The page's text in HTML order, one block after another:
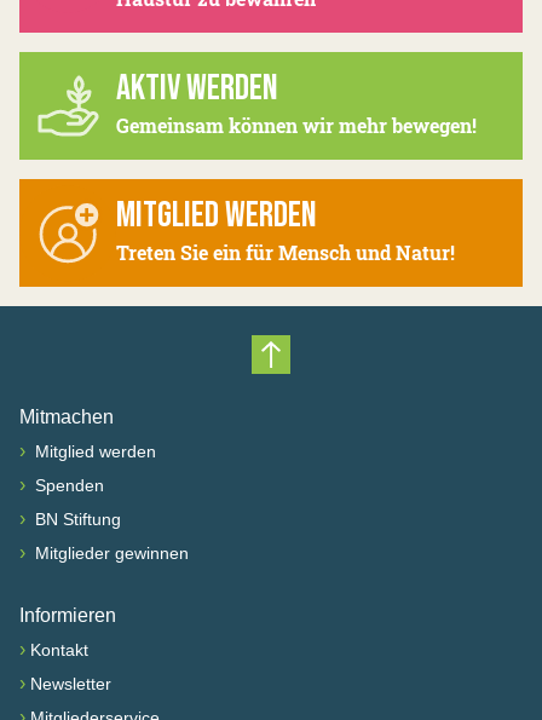
AKTIV WERDEN
Gemeinsam können wir mehr bewegen!
MITGLIED WERDEN
Treten Sie ein für Mensch und Natur!
Nach oben scrollen
Mitmachen
› Mitglied werden
› Spenden
› BN Stiftung
› Mitglieder gewinnen
Informieren
› Kontakt
› Newsletter